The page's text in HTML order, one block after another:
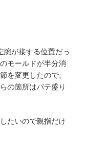
腕が接する位置だっ
モールドが半分消
を変更したので、
の箇所はパテ盛り
たいので親指だけ